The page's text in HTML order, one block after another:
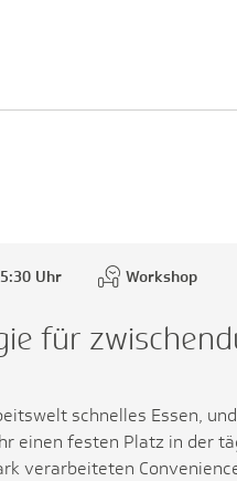
Uhr Workshop
für
schnelles Essen,
einen festen Platz in der
verarbeiteten